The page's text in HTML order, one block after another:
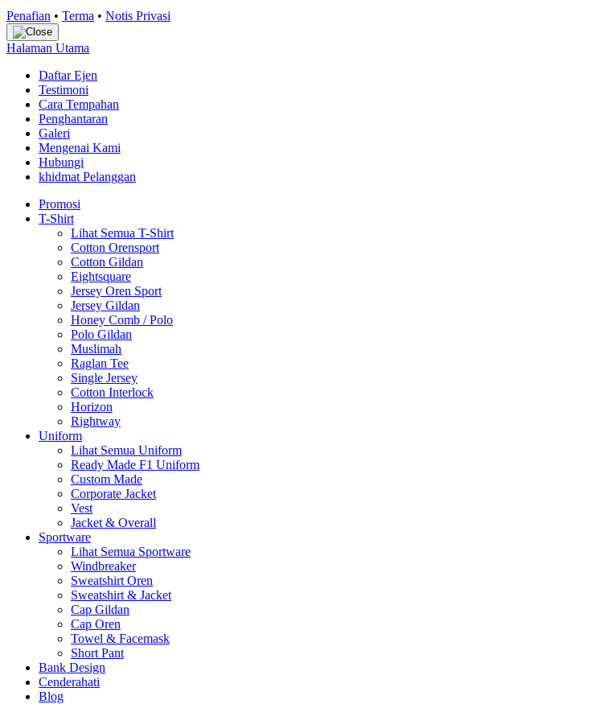
Penafian • Terma • Notis Privasi
Halaman Utama
Daftar Ejen
Testimoni
Cara Tempahan
Penghantaran
Galeri
Mengenai Kami
Hubungi
khidmat Pelanggan
Promosi
T-Shirt
Lihat Semua T-Shirt
Cotton Orensport
Cotton Gildan
Eightsquare
Jersey Oren Sport
Jersey Gildan
Honey Comb / Polo
Polo Gildan
Muslimah
Raglan Tee
Single Jersey
Cotton Interlock
Horizon
Rightway
Uniform
Lihat Semua Uniform
Ready Made F1 Uniform
Custom Made
Corporate Jacket
Vest
Jacket & Overall
Sportware
Lihat Semua Sportware
Windbreaker
Sweatshirt Oren
Sweatshirt & Jacket
Cap Gildan
Cap Oren
Towel & Facemask
Short Pant
Bank Design
Cenderahati
Blog